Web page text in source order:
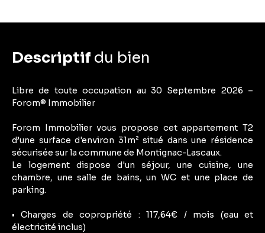
Descriptif du bien
Libre de toute occupation au 30 Septembre 2026 –
Forom® Immobilier
Forom Immobilier vous propose cet appartement T2
d’une surface d'environ 31m² situé dans une résidence
sécurisée sur la commune de Montignac-Lascaux.
Le logement dispose d'un séjour, une cuisine, une
chambre, une salle de bains, un WC et une place de
parking.
• Charges de copropriété : 117,64€ / mois (eau et
électricité inclus)